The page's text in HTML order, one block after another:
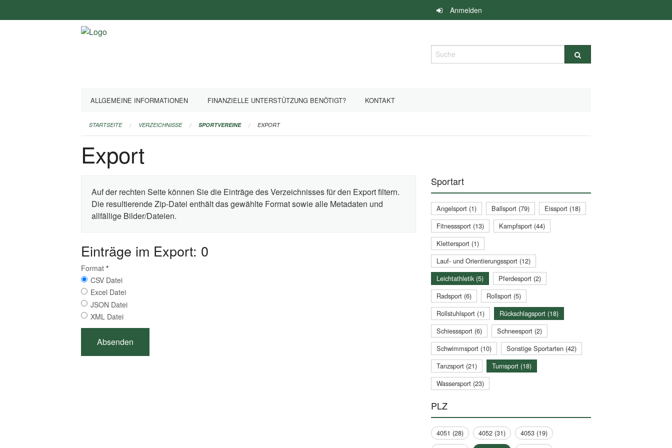
überspringen
Anmelden
Suche
ALLGEMEINE INFORMATIONEN FINANZIELLE UNTERSTÜTZUNG BENÖTIGT? KONTAKT
STARTSEITE VERZEICHNISSE SPORTVEREINE EXPORT
Export
Auf der rechten Seite können Sie die Einträge des Verzeichnisses für den Export filtern.
Die resultierende Zip-Datei enthält das gewählte Format sowie alle Metadaten und
allfällige Bilder/Dateien.
Einträge im Export: 0
Format *
CSV Datei
Excel Datei
JSON Datei
XML Datei
Sportart
Angelsport (1) Ballsport (79)
Eissport (18)
Fitnesssport (13)
Kampfsport (44)
Klettersport (1)
Lauf- und Orientierungssport (12)
Leichtathletik (5)
Pferdesport (2)
Radsport (6)
Rollsport (5)
Rollstuhlsport (1)
Rückschlagsport (18)
Schiesssport (6)
Schneesport (2)
Schwimmsport (10)
Sonstige Sportarten (42)
Tanzsport (21)
Turnsport (18)
Wassersport (23)
PLZ
4051 (28) 4052 (31)
4053 (19)